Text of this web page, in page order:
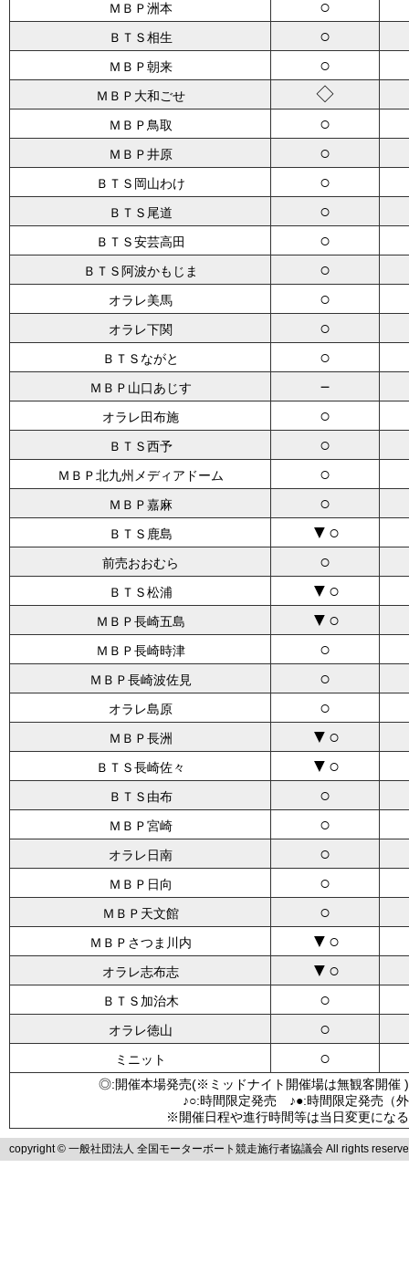
ＭＢＰ洲本 ○
ＢＴＳ相生 ○
ＭＢＰ朝来 ○
ＭＢＰ大和ごせ ◇
ＭＢＰ鳥取 ○
ＭＢＰ井原 ○
ＢＴＳ岡山わけ ○
ＢＴＳ尾道 ○
ＢＴＳ安芸高田 ○
ＢＴＳ阿波かもじま ○
オラレ美馬 ○
オラレ下関 ○
ＢＴＳながと ○
ＭＢＰ山口あじす －
オラレ田布施 ○
ＢＴＳ西予 ○
ＭＢＰ北九州メディアドーム ○
ＭＢＰ嘉麻 ○
ＢＴＳ鹿島 ▼○
前売おおむら ○
ＢＴＳ松浦 ▼○
ＭＢＰ長崎五島 ▼○
ＭＢＰ長崎時津 ○
ＭＢＰ長崎波佐見 ○
オラレ島原 ○
ＭＢＰ長洲 ▼○
ＢＴＳ長崎佐々 ▼○
ＢＴＳ由布 ○
ＭＢＰ宮崎 ○
オラレ日南 ○
ＭＢＰ日向 ○
ＭＢＰ天文館 ○
ＭＢＰさつま川内 ▼○
オラレ志布志 ▼○
ＢＴＳ加治木 ○
オラレ徳山 ○
ミニット ○
◎:開催本場発売(※ミッドナイト開催場は無観客
♪○:時間限定発売 ♪●:時間限定発売
※開催日程や進行時間等は当日変更にな
copyright © 一般社団法人 全国モーターボート競走施行者協議会 All rights